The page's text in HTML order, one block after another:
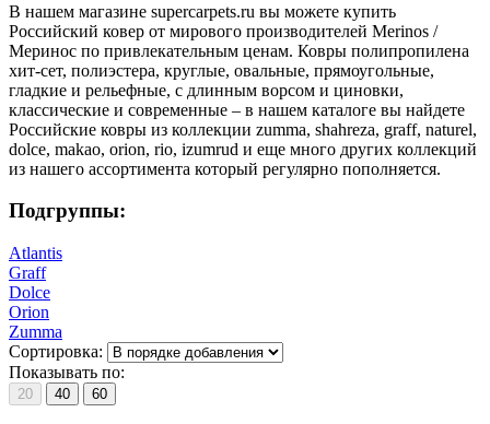
В нашем магазине supercarpets.ru вы можете купить
Российский ковер от мирового производителей Merinos /
Меринос по привлекательным ценам. Ковры полипропилена
хит-сет, полиэстера, круглые, овальные, прямоугольные,
гладкие и рельефные, с длинным ворсом и циновки,
классические и современные – в нашем каталоге вы найдете
Российские ковры из коллекции zumma, shahreza, graff, naturel,
dolce, makao, orion, rio, izumrud и еще много других коллекций
из нашего ассортимента который регулярно пополняется.
Подгруппы:
Atlantis
Graff
Dolce
Orion
Zumma
Сортировка:
Показывать по:
20 40 60